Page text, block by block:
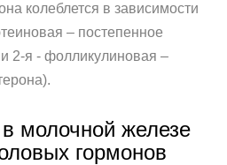
колеблется в зависимости
– постепенное
2-я - фолликулиновая –
молочной железе
гормонов